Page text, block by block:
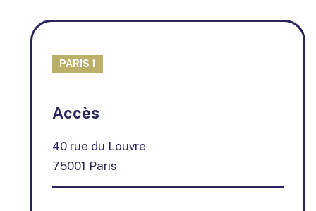
PARIS 1
−
Accès
40 rue du Louvre
75001 Paris